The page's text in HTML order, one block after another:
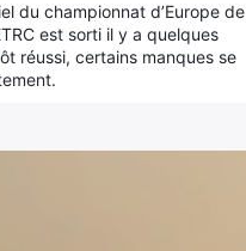
du championnat d’Europe de
est sorti il y a quelques
réussi, certains manques se